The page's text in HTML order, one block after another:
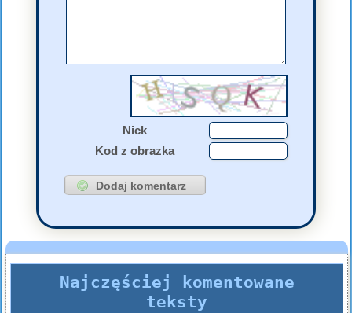
Nick
Kod z obrazka
Najczęściej komentowane
teksty